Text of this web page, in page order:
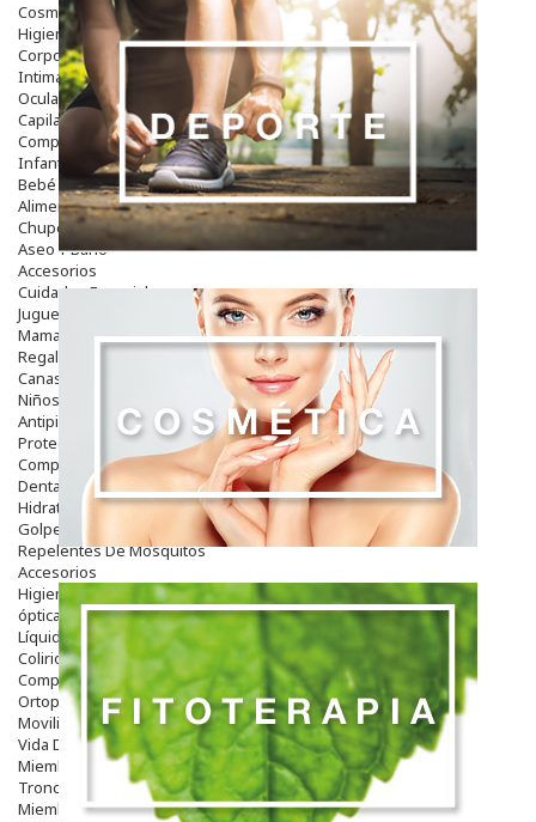
Cosmetica Facial Piel Sensible
Higiene
Corporal
Intima
Ocular
Capilar
Complementos
Infantil
Bebé
Alimentación Y Complementos
Chupetes Y Mordedores
Aseo Y Baño
Accesorios
Cuidados Especiales
Juguetes
Mama
Regalos
Canastilla
Niños
Antipiojos
Protección Solar
Complementos Alimentarios
Dentales
Hidratantes
Golpes Y Hematomas
Repelentes De Mosquitos
Accesorios
Higiene
óptica
Líquidos Lentillas
Colirios
Complementos Alimentarios.
Ortopedia - Accesorios
Movilidad
Vida Diaria
Miembro Superior
Tronco
Miembro Inferior